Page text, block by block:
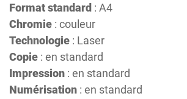
Format standard : A4
Chromie : couleur
Technologie : Laser
Copie : en standard
Impression : en standard
Numérisation : en standard